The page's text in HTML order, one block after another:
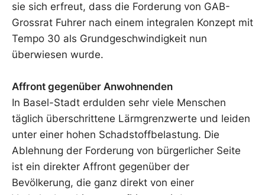
sie sich erfreut, dass die Forderung von GAB-
Grossrat Fuhrer nach einem integralen Konzept mit
Tempo 30 als Grundgeschwindigkeit nun
überwiesen wurde.
Affront gegenüber Anwohnenden
In Basel-Stadt erdulden sehr viele Menschen
täglich überschrittene Lärmgrenzwerte und leiden
unter einer hohen Schadstoffbelastung. Die
Ablehnung der Forderung von bürgerlicher Seite
ist ein direkter Affront gegenüber der
Bevölkerung, die ganz direkt von einer